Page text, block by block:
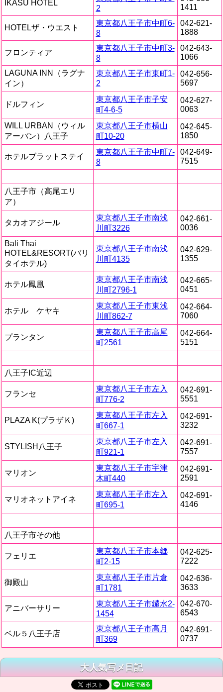
2026-08-01：【8/1(土)】 入店情報(^^♪※限定体験入店特別価格!!!
2026-07-31：【7/31(火)】7月最終日！！！！オススメ情報(・ω・)
IKASU HOTEL
2
1411
HOTELザ・ウエスト
東京都八王子市中町6-
8
042-621-
1888
フロンティア
東京都八王子市中町3-
8
042-643-
1066
LAGUNA INN（ラグナ
イン）
東京都八王子市東町1-
2
042-656-
5697
ドルフィン
東京都八王子市子安
町4-6-5
042-627-
0063
WILL URBAN（ウィル
アーバン）八王子
東京都八王子市横山
町10-20
042-645-
1850
ホテルブラットステイ
東京都八王子市中町7-
8
042-649-
7515
八王子市（高尾エリ
ア）
タカオアジール
東京都八王子市南浅
川町3226
042-661-
0036
Bali Thai
HOTEL&RESORT(バリ
タイホテル)
東京都八王子市南浅
川町4135
042-629-
1355
ホテル鳳凰
東京都八王子市南浅
川町2796-1
042-665-
0451
ホテル ケヤキ
東京都八王子市東浅
川町862-7
042-664-
7060
プランタン
東京都八王子市高尾
町2561
042-664-
5151
八王子IC近辺
フランセ
東京都八王子市左入
町776-2
042-691-
5551
PLAZA K(プラザＫ)
東京都八王子市左入
町667-1
042-691-
3232
STYLISH八王子
東京都八王子市左入
町921-1
042-691-
7557
マリオン
東京都八王子市宇津
木町440
042-691-
2591
マリオネットアイネ
東京都八王子市左入
町695-1
042-691-
4146
八王子市その他
フェリエ
東京都八王子市本郷
町2-15
042-625-
7222
御殿山
東京都八王子市片倉
町1781
042-636-
3633
アニバーサリー
東京都八王子市鑓水2-
1454
042-670-
6543
ベル５八王子店
東京都八王子市高月
町369
042-691-
0737
大人気写メ日記